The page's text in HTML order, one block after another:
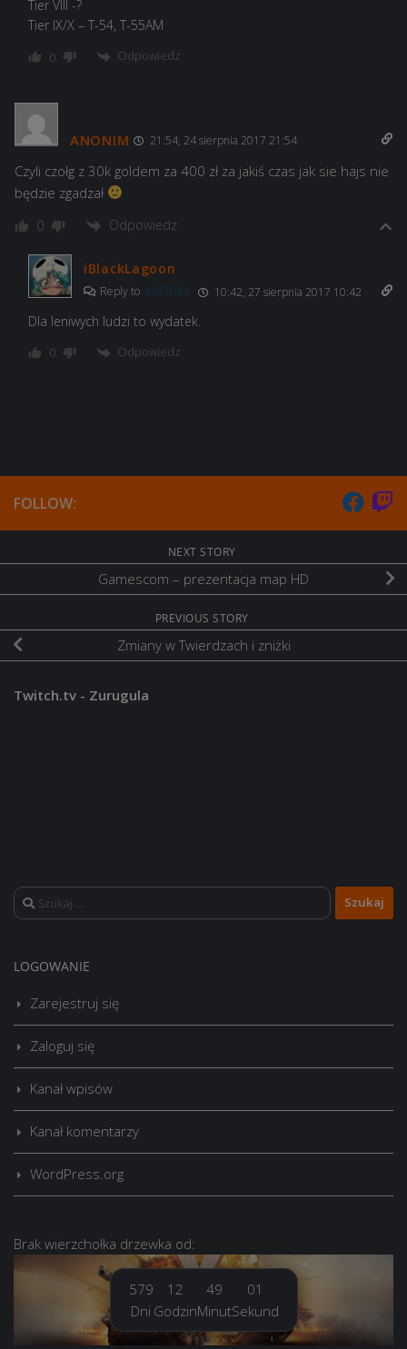
Tier VIII -?
Tier IX/X – T-54, T-55AM
0 Odpowiedz
ANONIM 21:54, 24 sierpnia 2017 21:54
Czyli czołg z 30k goldem za 400 zł za jakiś czas jak sie hajs nie
będzie zgadzał
0 Odpowiedz
iBlackLagoon
Reply to ANONIM 10:42, 27 sierpnia 2017 10:42
Dla leniwych ludzi to wydatek.
0 Odpowiedz
FOLLOW:
NEXT STORY
Gamescom – prezentacja map HD
PREVIOUS STORY
Zmiany w Twierdzach i zniżki
Twitch.tv - Zurugula
Szukaj:
LOGOWANIE
Zarejestruj się
Zaloguj się
Kanał wpisów
Kanał komentarzy
WordPress.org
Brak wierzchołka drzewka od:
579
Dni
12
Godzin
49
Minut
02
Sekund